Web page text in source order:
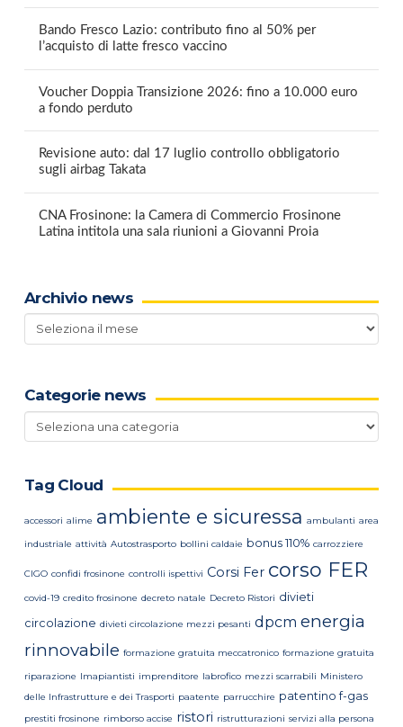
Bando Fresco Lazio: contributo fino al 50% per
l’acquisto di latte fresco vaccino
Voucher Doppia Transizione 2026: fino a 10.000 euro
a fondo perduto
Revisione auto: dal 17 luglio controllo obbligatorio
sugli airbag Takata
CNA Frosinone: la Camera di Commercio Frosinone
Latina intitola una sala riunioni a Giovanni Proia
Archivio news
Archivio
news
Categorie news
Categorie
news
Tag Cloud
accessori alime ambiente e sicuressa ambulanti area
industriale attività Autostrasporto bollini caldaie bonus 110% carrozziere
CIGO confidi frosinone controlli ispettivi Corsi Fer corso FER
covid-19 credito frosinone decreto natale Decreto Ristori divieti
circolazione divieti circolazione mezzi pesanti dpcm energia
rinnovabile formazione gratuita meccatronico formazione gratuita
riparazione Imapiantisti imprenditore labrofico mezzi scarrabili Ministero
delle Infrastrutture e dei Trasporti paatente parrucchire patentino f-gas
prestiti frosinone rimborso accise ristori ristrutturazioni servizi alla persona